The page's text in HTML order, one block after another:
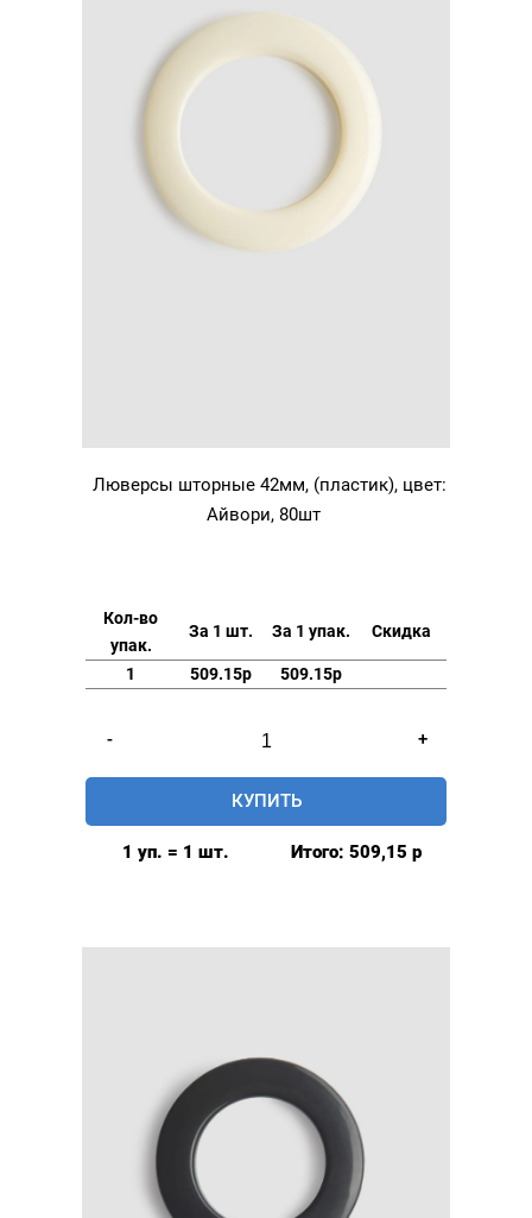
Люверсы шторные 42мм, (пластик), цвет:
Айвори, 80шт
Кол-во
упак.
За 1 шт. За 1 упак. Скидка
1 509.15р 509.15р
-
товара
Люверсы
шторные
80шт
+
КУПИТЬ
1 уп. = 1 шт. Итого: 509,15 р